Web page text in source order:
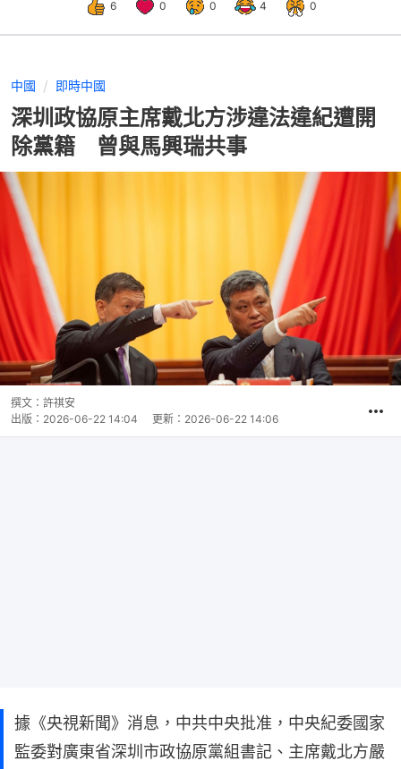
6 0 0 4 0
中國 即時中國
深圳政協原主席戴北方涉違法違紀遭開
除黨籍 曾與馬興瑞共事
撰文： 許祺安
出版： 2026-06-22 14:04 更新： 2026-06-22 14:06
據《央視新聞》消息，中共中央批准，中央紀委國家
監委對廣東省深圳市政協原黨組書記、主席戴北方嚴